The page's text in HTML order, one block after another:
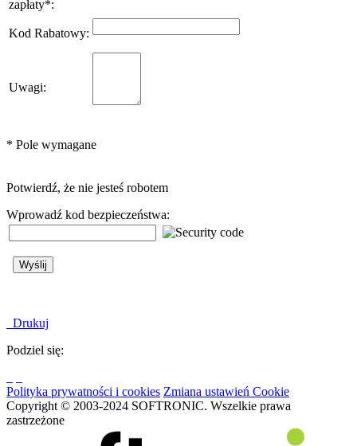
zapłaty*:
Kod Rabatowy:
Uwagi:
* Pole wymagane
Potwierdź, że nie jesteś robotem
Wprowadź kod bezpieczeństwa:
Drukuj
Podziel się:
Polityka prywatności i cookies Zmiana ustawień Cookie
Copyright © 2003-2024 SOFTRONIC. Wszelkie prawa
zastrzeżone